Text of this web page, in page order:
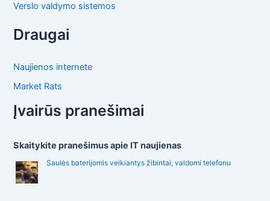
Verslo valdymo sistemos
Draugai
Naujienos internete
Market Rats
Įvairūs pranešimai
Skaitykite pranešimus apie IT naujienas
Saulės baterijomis veikiantys žibintai, valdomi telefonu